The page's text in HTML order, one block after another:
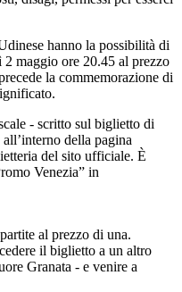
hanno la possibilità di
2 maggio ore 20.45 al prezzo
la commemorazione di
- scritto sul biglietto di
della pagina
del sito ufficiale. È
Venezia” in
al prezzo di una.
il biglietto a un altro
Granata - e venire a